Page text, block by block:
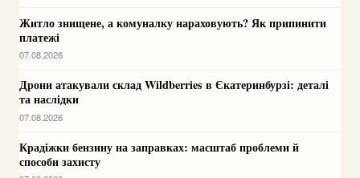
Житло знищене, а комуналку нараховують? Як припинити
платежі
07.08.2026
Дрони атакували склад Wildberries в Єкатеринбурзі: деталі
та наслідки
07.08.2026
Крадіжки бензину на заправках: масштаб проблеми й
способи захисту